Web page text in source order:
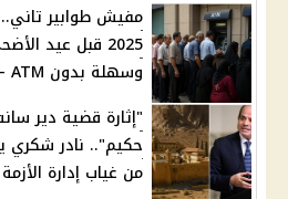
مفيش طوابير
2025 قبل عيد
وسهلة بدون ATM – اعرف المفاجأة الكاملة
"إثارة قضية دير
حكيم".. نادر شكري
من غياب إدارة الأزمة